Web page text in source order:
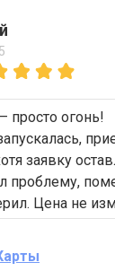
от
от
от
просто огонь!
заявку
проблему,
Цена не
чем
уже